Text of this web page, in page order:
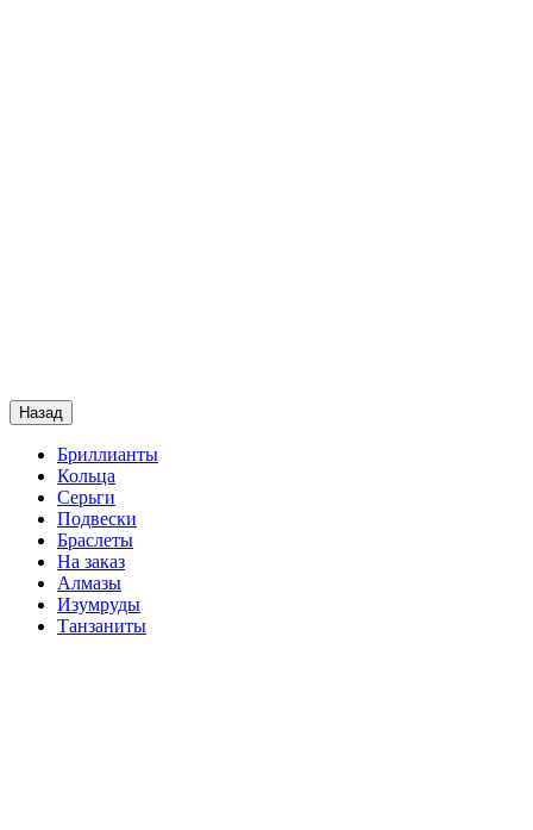
Назад
Бриллианты
Кольца
Серьги
Подвески
Браслеты
На заказ
Алмазы
Изумруды
Танзаниты